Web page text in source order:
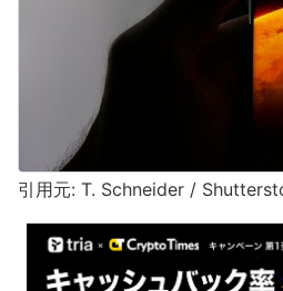
引用元: T. Schneider /